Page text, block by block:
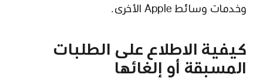
وخدمات وسائط Apple الأخرى.
كيفية الاطلاع على الطلبات
المسبقة أو إلغائها